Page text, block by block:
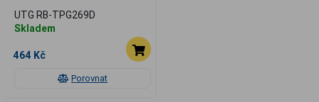
Porovnat
UTG RB-TPG269D
Skladem
464 Kč